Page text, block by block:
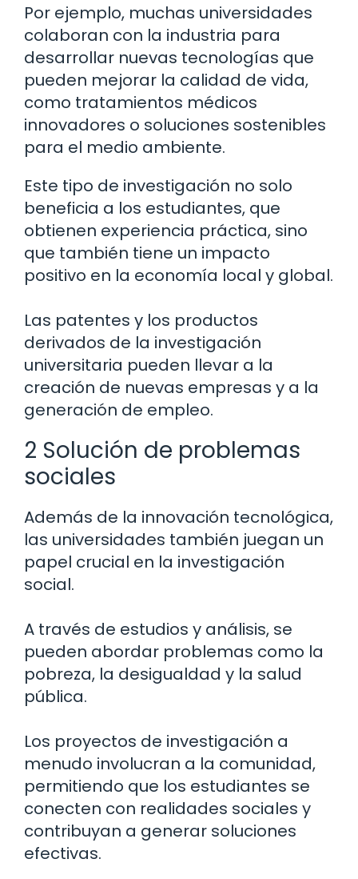
Por ejemplo, muchas universidades
colaboran con la industria para
desarrollar nuevas tecnologías que
pueden mejorar la calidad de vida,
como tratamientos médicos
innovadores o soluciones sostenibles
para el medio ambiente.
Este tipo de investigación no solo
beneficia a los estudiantes, que
obtienen experiencia práctica, sino
que también tiene un impacto
positivo en la economía local y global.
Las patentes y los productos
derivados de la investigación
universitaria pueden llevar a la
creación de nuevas empresas y a la
generación de empleo.
2 Solución de problemas
sociales
Además de la innovación tecnológica,
las universidades también juegan un
papel crucial en la investigación
social.
A través de estudios y análisis, se
pueden abordar problemas como la
pobreza, la desigualdad y la salud
pública.
Los proyectos de investigación a
menudo involucran a la comunidad,
permitiendo que los estudiantes se
conecten con realidades sociales y
contribuyan a generar soluciones
efectivas.